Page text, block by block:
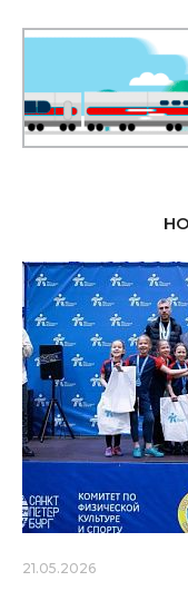
21.05.2026